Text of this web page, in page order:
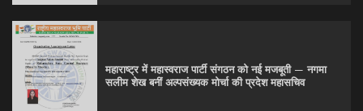
महाराष्ट्र में महास्वराज पार्टी संगठन को नई मजबूती — नगमा
सलीम शेख बनीं अल्पसंख्यक मोर्चा की प्रदेश महासचिव